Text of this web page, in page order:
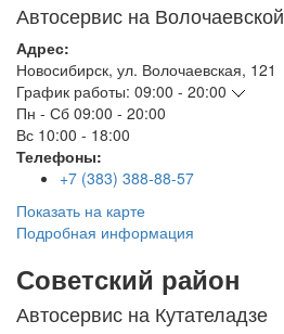
Автосервис на Волочаевской
Адрес:
Новосибирск, ул. Волочаевская, 121
График работы: 09:00 - 20:00
Пн - Сб 09:00 - 20:00
Вс 10:00 - 18:00
Телефоны:
+7 (383) 388-88-57
Показать на карте
Подробная информация
Советский район
Автосервис на Кутателадзе